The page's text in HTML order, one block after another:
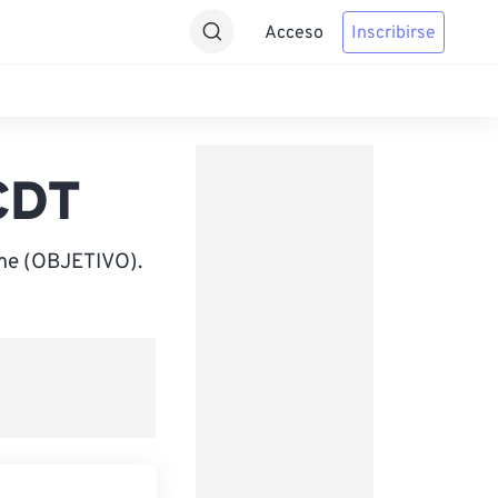
Acceso Inscribirse
(OBJETIVO).